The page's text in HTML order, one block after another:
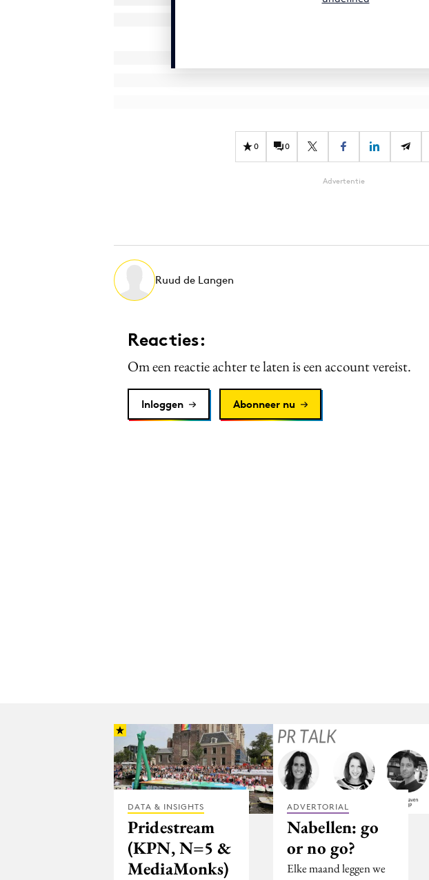
0 0
Advertentie
Ruud de Langen
Reacties:
Om een reactie achter te laten is een account vereist.
Inloggen Abonneer nu
DATA & INSIGHTS
Pridestream
(KPN, N=5 &
MediaMonks)
ADVERTORIAL
Nabellen: go
or no go?
Elke maand leggen we